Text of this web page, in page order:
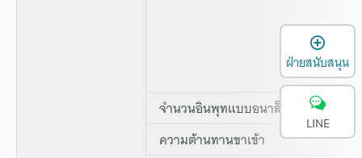
จำนวนอินพุทแบบอนาล็อก
ความต้านทานขาเข้า
ฝ่ายสนับสนุน
LINE